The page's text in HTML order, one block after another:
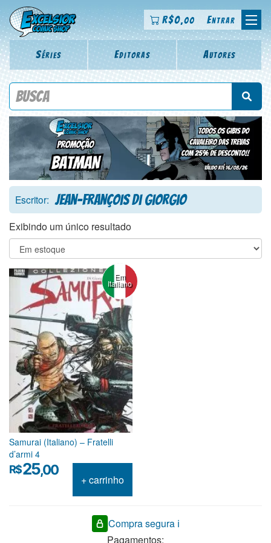
R$0,00 Entrar
Séries Editoras Autores
Procure por título da revista, personagem, série, escritor,
Escritor: Jean-François Di Giorgio
Exibindo um único resultado
Samurai (Italiano) – Fratelli
d’armi 4
R$25,00
+ carrinho
Em
Italiano
Compra segura ℹ️
Pagamentos: